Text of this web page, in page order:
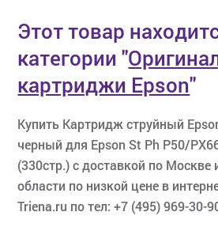
Этот товар
категории"
картриджи Epson"
Купить Картридж струйный
черный для Epson St Ph P50/
(330стр.) с доставкой по Москве
области по низкой цене в
Triena.ru по тел: +7 (495) 969-30-